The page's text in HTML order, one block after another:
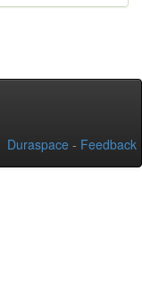
Duraspace - Feedback